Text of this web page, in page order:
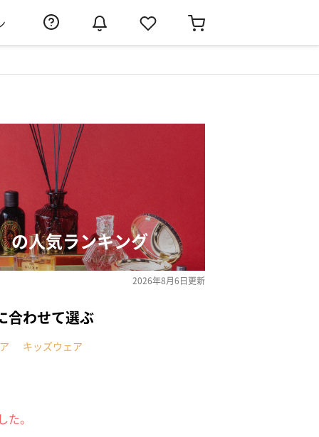
の人気ランキング
2026年8月6日更新
合わせて選ぶ
キッズウェア
。